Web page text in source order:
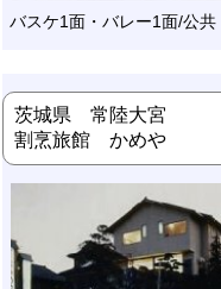
バスケ1面・バレー1面/公
茨城県 常陸大宮
割烹旅館 かめや